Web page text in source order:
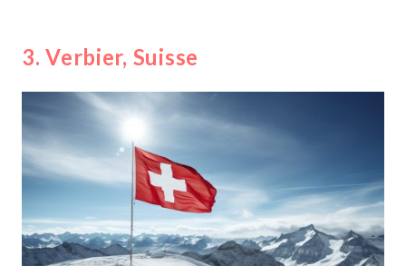
3. Verbier, Suisse